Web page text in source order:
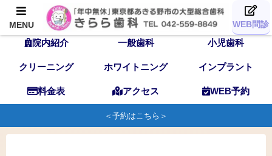
TOP 歯科医師 スタッフ
院内紹介 一般歯科 小児歯科
クリーニング ホワイトニング インプラント
料金表 アクセス WEB予約
＜予約はこちら＞
MENU WEB問診